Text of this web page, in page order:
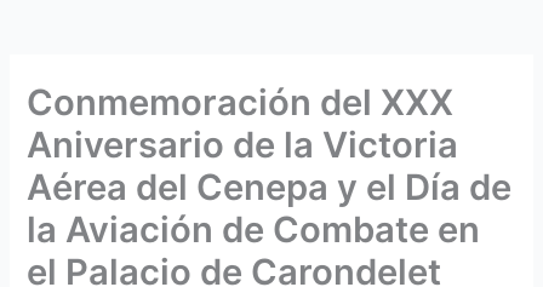
Conmemoración del XXX
Aniversario de la Victoria
Aérea del Cenepa y el Día de
la Aviación de Combate en
el Palacio de Carondelet